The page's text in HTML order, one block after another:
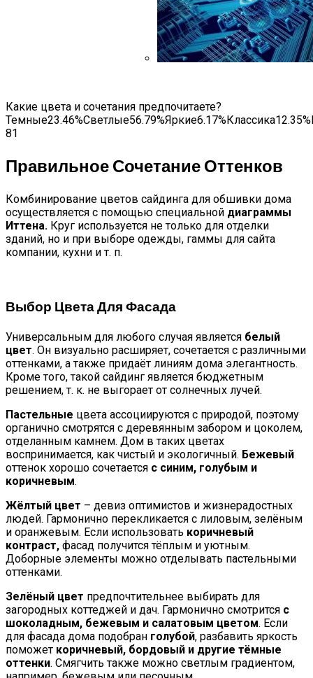
Какие цвета и сочетания предпочитаете?
81
Правильное Сочетание Оттенков
Комбинирование цветов сайдинга для обшивки дома
осуществляется с помощью специальной диаграммы
Иттена. Круг используется не только для отделки
зданий, но и при выборе одежды, гаммы для сайта
компании, кухни и т. п.
Выбор Цвета Для Фасада
Универсальным для любого случая является белый
цвет. Он визуально расширяет, сочетается с различными
оттенками, а также придаёт линиям дома элегантность.
Кроме того, такой сайдинг является бюджетным
решением, т. к. не выгорает от солнечных лучей.
Пастельные цвета ассоциируются с природой, поэтому
органично смотрятся с деревянным забором и цоколем,
отделанным камнем. Дом в таких цветах
воспринимается, как чистый и экологичный. Бежевый
оттенок хорошо сочетается с синим, голубым и
коричневым.
Жёлтый цвет – девиз оптимистов и жизнерадостных
людей. Гармонично перекликается с лиловым, зелёным
и оранжевым. Если использовать коричневый
контраст, фасад получится тёплым и уютным.
Доборные элементы можно отделывать пастельными
оттенками.
Зелёный цвет предпочтительнее выбирать для
загородных коттеджей и дач. Гармонично смотрится с
шоколадным, бежевым и салатовым цветом. Если
для фасада дома подобран голубой, разбавить яркость
поможет коричневый, бордовый и другие тёмные
оттенки. Смягчить также можно светлым градиентом,